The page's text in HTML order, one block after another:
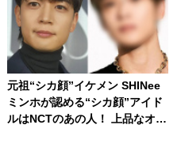
元祖“シカ顔”イケメン SHINee
ミンホが認める“シカ顔”アイド
ルはNCTのあの人！ 上品なオー